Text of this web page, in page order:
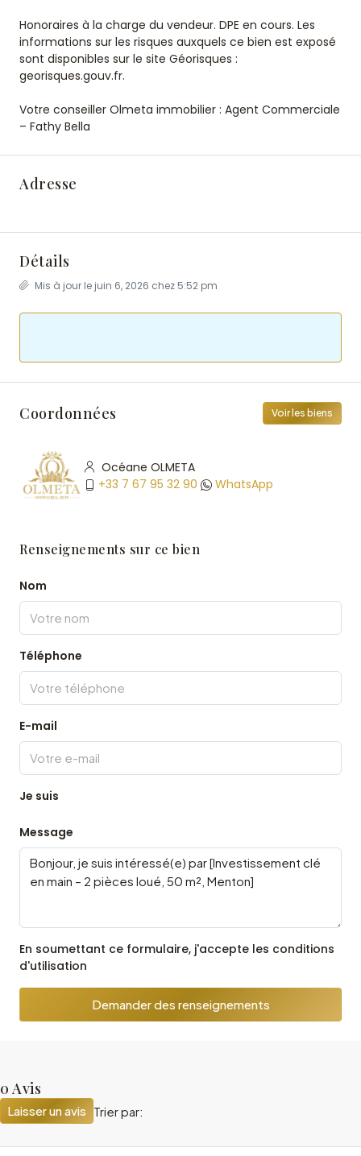
Honoraires à la charge du vendeur. DPE en cours. Les
informations sur les risques auxquels ce bien est exposé
sont disponibles sur le site Géorisques :
georisques.gouv.fr.
Votre conseiller Olmeta immobilier : Agent Commerciale
– Fathy Bella
Adresse
Détails
Mis à jour le juin 6, 2026 chez 5:52 pm
Coordonnées Voir les biens
Océane OLMETA
+33 7 67 95 32 90
WhatsApp
Renseignements sur ce bien
Nom
Téléphone
E-mail
Je suis
Message
En soumettant ce formulaire, j'accepte les conditions
d'utilisation
Demander des renseignements
0 Avis
Trier par:
Laisser un avis